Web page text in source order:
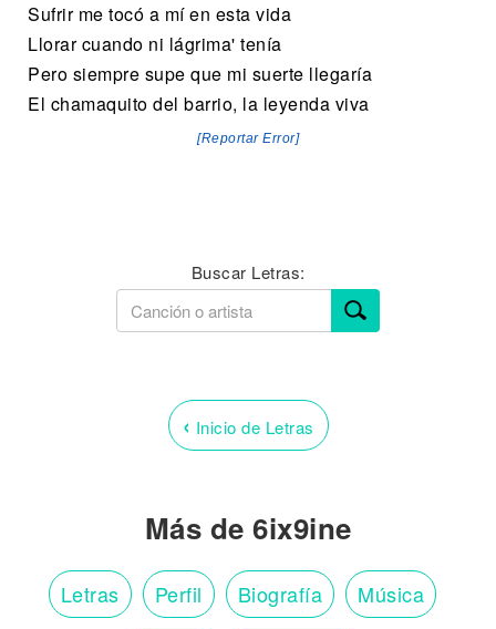
Sufrir me tocó a mí en esta vida
Llorar cuando ni lágrima' tenía
Pero siempre supe que mi suerte llegaría
El chamaquito del barrio, la leyenda viva
[Reportar Error]
Buscar Letras:
‹ Inicio de Letras
Más de 6ix9ine
Letras Perfil Biografía Música